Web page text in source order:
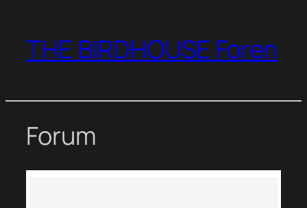
springen
THE BIRDHOUSE Foren
Forum